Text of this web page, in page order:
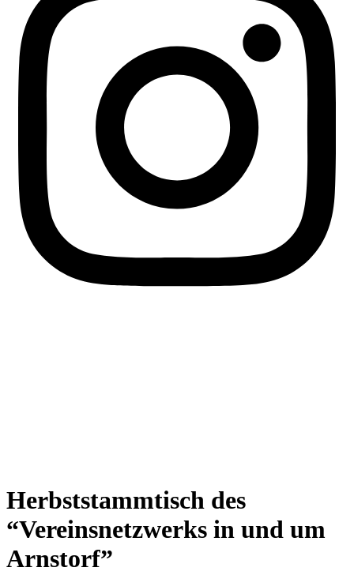
Herbststammtisch des
“Vereinsnetzwerks in und um
Arnstorf”